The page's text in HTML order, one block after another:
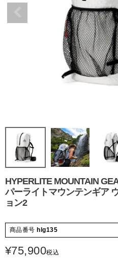
HYPERLITE MOUNTAIN
パーライトマウンテンギア
ョン2
商品番号 hlg135
¥75,900税込